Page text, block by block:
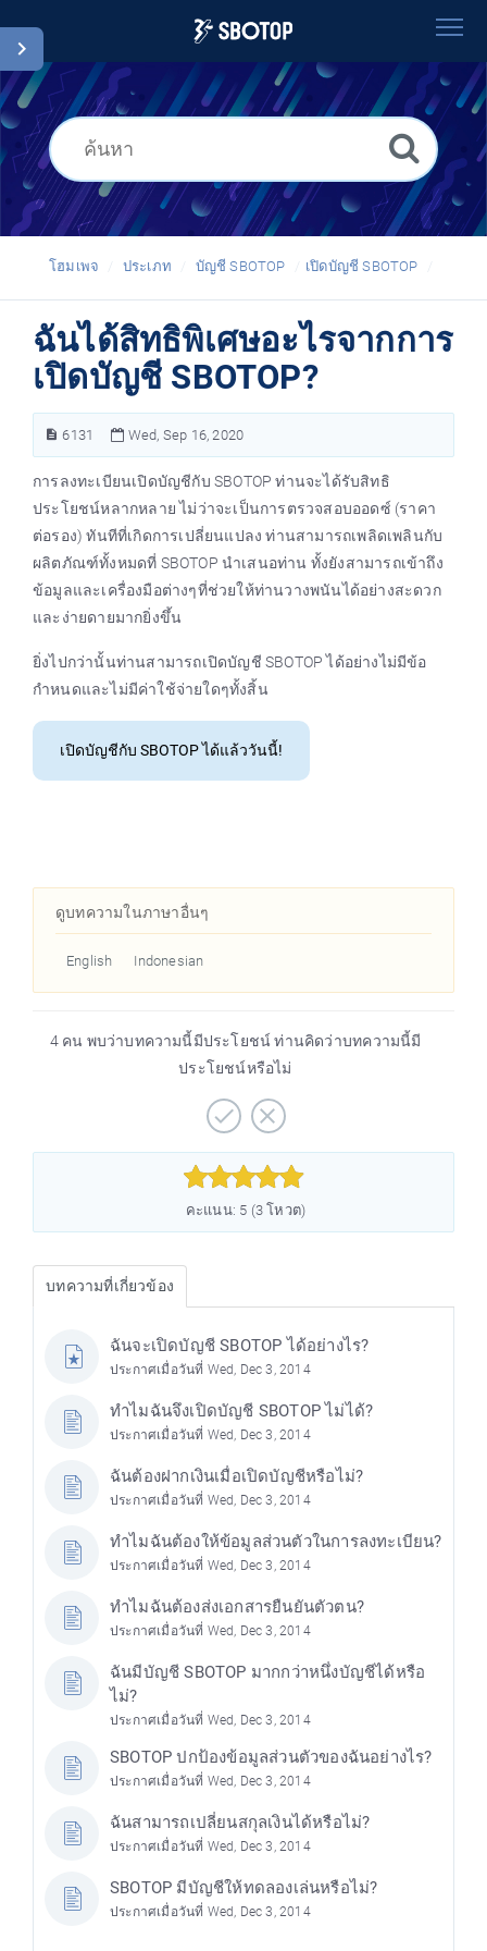
โฮมเพจ
อภิธานศัพท์
Thai
โฮมเพจ ประเภท บัญชี SBOTOP เปิดบัญชี SBOTOP
ฉันได้สิทธิพิเศษอะไรจากการ
เปิดบัญชี SBOTOP?
6131 Wed, Sep 16, 2020
การลงทะเบียนเปิดบัญชีกับ SBOTOP ท่านจะได้รับสิทธิ
ประโยชน์หลากหลาย ไม่ว่าจะเป็นการตรวจสอบออดซ์ (ราคา
ต่อรอง) ทันทีที่เกิดการเปลี่ยนแปลง ท่านสามารถเพลิดเพลินกับ
ผลิตภัณฑ์ทั้งหมดที่ SBOTOP นำเสนอท่าน ทั้งยังสามารถเข้าถึง
ข้อมูลและเครื่องมือต่างๆที่ช่วยให้ท่านวางพนันได้อย่างสะดวก
และง่ายดายมากยิ่งขึ้น
ยิ่งไปกว่านั้นท่านสามารถเปิดบัญชี SBOTOP ได้อย่างไม่มีข้อ
กำหนดและไม่มีค่าใช้จ่ายใดๆทั้งสิ้น
เปิดบัญชีกับ SBOTOP ได้แล้ววันนี้!
ดูบทความในภาษาอื่นๆ
English Indonesian
4 คน พบว่าบทความนี้มีประโยชน์ ท่านคิดว่าบทความนี้มี
ประโยชน์หรือไม่



คะแนน: 5 (3 โหวต)
บทความที่เกี่ยวข้อง
ฉันจะเปิดบัญชี SBOTOP ได้อย่างไร?
ประกาศเมื่อวันที่ Wed, Dec 3, 2014
ทำไมฉันจึงเปิดบัญชี SBOTOP ไม่ได้?
ประกาศเมื่อวันที่ Wed, Dec 3, 2014
ฉันต้องฝากเงินเมื่อเปิดบัญชีหรือไม่?
ประกาศเมื่อวันที่ Wed, Dec 3, 2014
ทำไมฉันต้องให้ข้อมูลส่วนตัวในการลงทะเบียน?
ประกาศเมื่อวันที่ Wed, Dec 3, 2014
ทำไมฉันต้องส่งเอกสารยืนยันตัวตน?
ประกาศเมื่อวันที่ Wed, Dec 3, 2014
ฉันมีบัญชี SBOTOP มากกว่าหนึ่งบัญชีได้หรือ
ไม่?
ประกาศเมื่อวันที่ Wed, Dec 3, 2014
SBOTOP ปกป้องข้อมูลส่วนตัวของฉันอย่างไร?
ประกาศเมื่อวันที่ Wed, Dec 3, 2014
ฉันสามารถเปลี่ยนสกุลเงินได้หรือไม่?
ประกาศเมื่อวันที่ Wed, Dec 3, 2014
SBOTOP มีบัญชีให้ทดลองเล่นหรือไม่?
ประกาศเมื่อวันที่ Wed, Dec 3, 2014